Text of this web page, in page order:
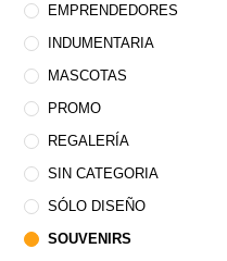
EMPRENDEDORES
INDUMENTARIA
MASCOTAS
PROMO
REGALERÍA
SIN CATEGORIA
SÓLO DISEÑO
SOUVENIRS